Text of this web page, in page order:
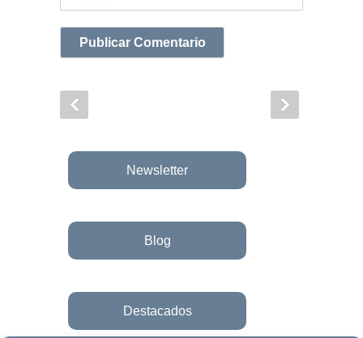
Newsletter
Blog
Destacados